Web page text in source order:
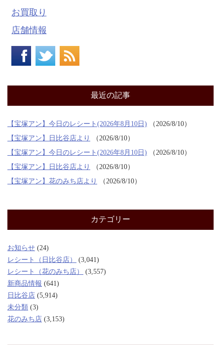
お買取り
店舗情報
最近の記事
【宝塚アン】今日のレシート(2026年8月10日)
2026/8/10
【宝塚アン】日比谷店より
2026/8/10
【宝塚アン】今日のレシート(2026年8月10日)
2026/8/10
【宝塚アン】日比谷店より
2026/8/10
【宝塚アン】花のみち店より
2026/8/10
カテゴリー
お知らせ (24)
レシート（日比谷店）
(3,041)
レシート（花のみち店）
(3,557)
新商品情報 (641)
日比谷店 (5,914)
未分類 (3)
花のみち店 (3,153)